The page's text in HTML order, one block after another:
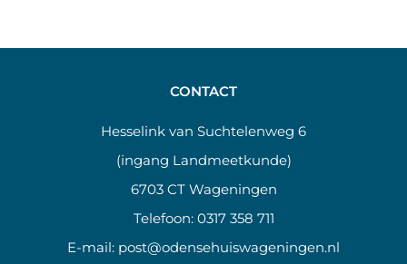
CONTACT
Hesselink van Suchtelenweg 6
(ingang Landmeetkunde)
6703 CT Wageningen
Telefoon: 0317 358 711
E-mail: post@odensehuiswageningen.nl